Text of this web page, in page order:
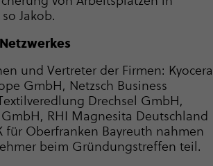
Jakob.
und Vertreter der Firmen: Kyocera
GmbH, Netzsch Business
Drechsel GmbH,
RHI Magnesita Deutschland
für Oberfranken Bayreuth nahmen
beim Grün­dungs­treffen teil.